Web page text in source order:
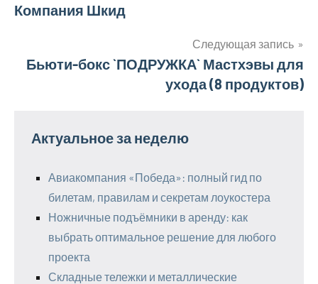
Навигация
записям
Компания Шкид
Следующая запись
Бьюти-бокс `ПОДРУЖКА` Мастхэвы для
ухода (8 продуктов)
Актуальное за неделю
Авиакомпания «Победа»: полный гид по
билетам, правилам и секретам лоукостера
Ножничные подъёмники в аренду: как
выбрать оптимальное решение для любого
проекта
Складные тележки и металлические